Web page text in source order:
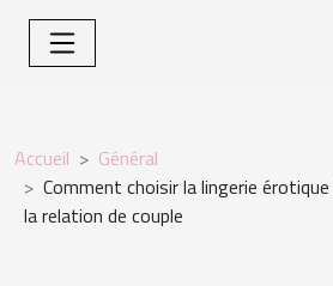
Accueil
Général
Comment choisir la lingerie
la relation de couple